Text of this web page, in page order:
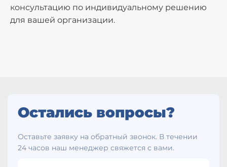
консультацию по индивидуальному решению
для вашей организации.
Остались вопросы?
Оставьте заявку на обратный звонок. В течении
24 часов наш менеджер свяжется с вами.